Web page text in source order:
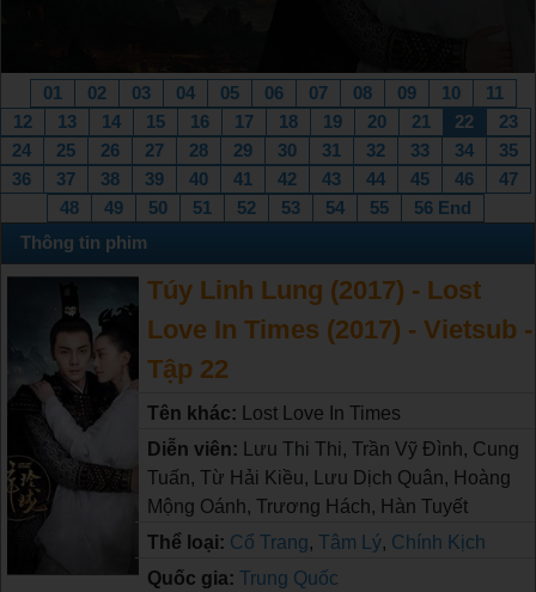
01 02 03 04 05 06 07 08 09 10
11
12
13 14 15 16 17 18 19 20 21 22
23
24
25 26 27 28 29 30 31 32 33 34
35
36
37 38 39 40 41 42 43 44 45 46
47
48
49 50 51 52 53 54 55
56 End
Thông tin phim
Túy Linh Lung (2017) - Lost
Love In Times (2017) - Vietsub -
Tập 22
Tên khác:
Lost Love In Times
Diễn viên:
Lưu Thi Thi, Trần Vỹ Đình, Cung
Tuấn, Từ Hải Kiều, Lưu Dịch Quân, Hoàng
Mộng Oánh, Trương Hách, Hàn Tuyết
Thể loại: Cổ Trang, Tâm Lý, Chính Kịch
Quốc gia: Trung Quốc